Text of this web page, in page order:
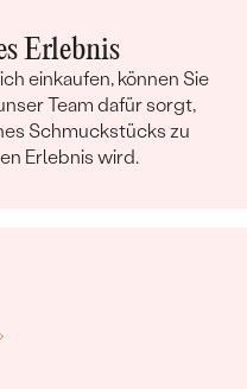
Erlebnis
einkaufen, können Sie
Team dafür sorgt,
Schmuckstücks zu
Erlebnis wird.